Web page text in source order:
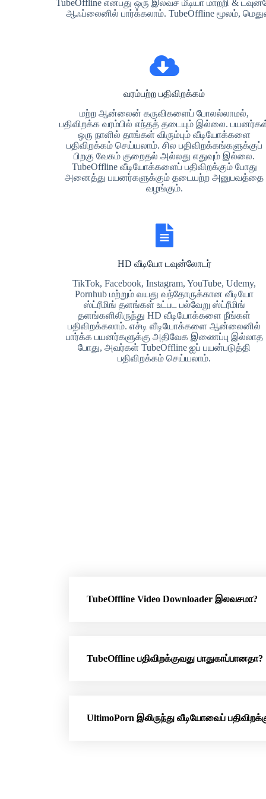
TubeOffline என்பது ஒரு இலவச மீடியா மாற்றி &
ஆஃப்லைனில் பார்க்கலாம். TubeOffline மூலம்,
வரம்பற்ற பதிவிறக்கம்
மற்ற ஆன்லைன் கருவிகளைப் போலல்லாமல்,
பதிவிறக்க வரம்பில் எந்தத் தடையும் இல்லை.
ஒரு நாளில் தாங்கள் விரும்பும் வீடியோக்களை
பதிவிறக்கம் செய்யலாம். சில பதிவிறக்கங்களுக்குப்
பிறகு வேகம் குறைதல் அல்லது எதுவும் இல்லை.
TubeOffline வீடியோக்களைப் பதிவிறக்கும் போது
அனைத்து பயனர்களுக்கும் தடையற்ற அனுபவத்தை
வழங்கும்.
HD வீடியோ டவுன்லோடர்
TikTok, Facebook, Instagram, YouTube, Udemy,
Pornhub மற்றும் வயது வந்தோருக்கான வீடியோ
ஸ்ட்ரீமிங் தளங்கள் உட்பட பல்வேறு ஸ்ட்ரீமிங்
தளங்களிலிருந்து HD வீடியோக்களை நீங்கள்
பதிவிறக்கலாம். எச்டி வீடியோக்களை ஆன்லைனில்
பார்க்க பயனர்களுக்கு அதிவேக இணைப்பு இல்லாத
போது, ​​அவர்கள் TubeOffline ஐப் பயன்படுத்தி
பதிவிறக்கம் செய்யலாம்.
TubeOffline Video Downloader இலவசமா?
TubeOffline பதிவிறக்குவது பாதுகாப்பானதா?
UltimoPorn இலிருந்து வீடியோவைப்